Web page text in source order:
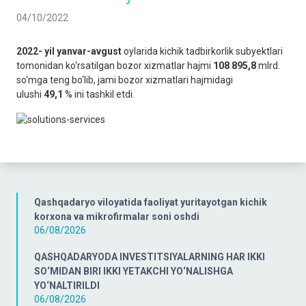
Qashqadaryo viloyatida faoliyat yuritayotgan kichik
korxona va mikrofirmalar soni oshdi
06/08/2026
QASHQADARYODA INVESTITSIYALARNING HAR IKKI
SO‘MIDAN BIRI IKKI YETAKCHI YO‘NALISHGA
YO‘NALTIRILDI
06/08/2026
04/10/2022
2022- yil yanvar-avgustoylarida kichik tadbirkorlik subyektlari
tomonidan ko‘rsatilgan bozor xizmatlar hajmi 108 895,8mlrd.
so‘mga teng bo‘lib, jami bozor xizmatlari hajmidagi
ulushi 49,1 % ini tashkil etdi.